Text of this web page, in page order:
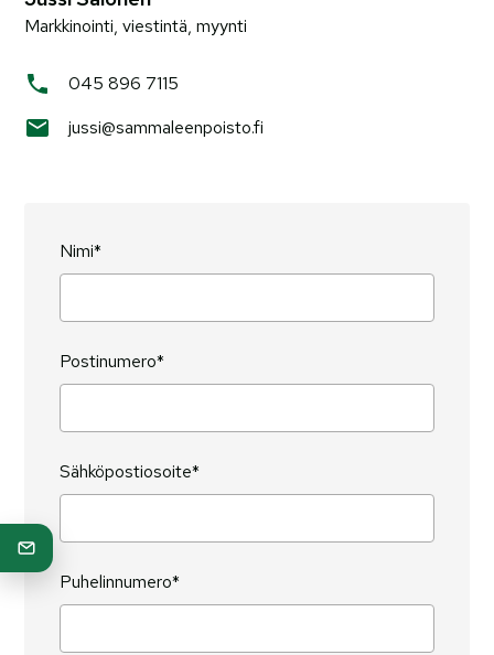
Markkinointi, viestintä, myynti
045 896 7115
jussi@sammaleenpoisto.fi
Nimi*
Postinumero*
Sähköpostiosoite*
Puhelinnumero*